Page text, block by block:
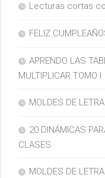
Lecturas cortas
FELIZ
APRENDO LAS
MULTIPLICAR TOMO I
MOLDES DE
20 DINÁMICAS
CLASES
MOLDES DE